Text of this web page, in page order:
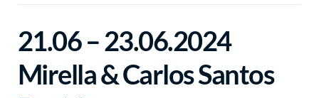
21.06 – 23.06.2024
Mirella & Carlos Santos